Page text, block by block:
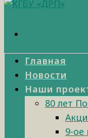
Главная
Новости
Наши
80 лет
9-ое